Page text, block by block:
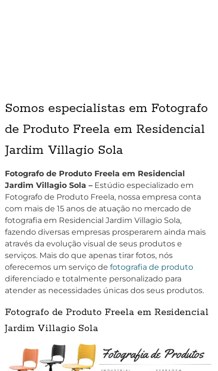
Somos especialistas em Fotografo
de Produto Freela em Residencial
Jardim Villagio Sola
Fotografo de Produto Freela em Residencial
Jardim Villagio Sola – Estúdio especializado em
Fotografo de Produto Freela, nossa empresa conta
com mais de 15 anos de atuação no mercado de
fotografia em Residencial Jardim Villagio Sola,
fazendo diversas empresas prosperarem ainda mais
através da evolução visual de seus produtos e
serviços. Mais do que apenas tirar fotos, nós
oferecemos um serviço de fotografia de produto
diferenciado e totalmente personalizado para
atender as necessidades únicas dos seus produtos.
Fotografo de Produto Freela em Residencial
Jardim Villagio Sola